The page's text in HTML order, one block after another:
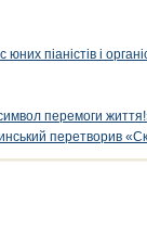
піаністів і
перемоги
перетворив